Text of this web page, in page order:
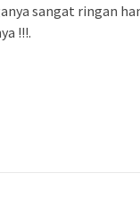
sangat ringan
!!!.